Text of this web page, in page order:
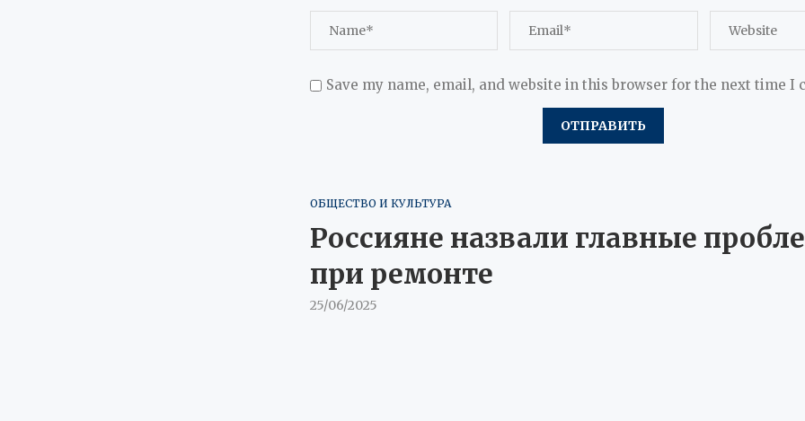
Save my name, email, and website in this browser for the next time I
ОБЩЕСТВО И КУЛЬТУРА
Россияне назвали главные
при ремонте
25/06/2025